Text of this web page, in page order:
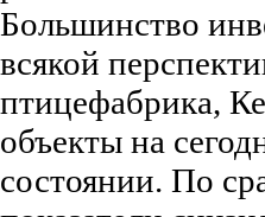
Большинство
всякой
птицефабрика,
объекты на
состоянии. По